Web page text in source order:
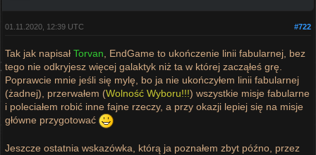
#722
01.11.2020, 12:39 UTC
Tak jak napisałTorvan, EndGame to ukończenie linii fabularnej, bez
tego nie odkryjesz więcej galaktyk niż ta w której zacząłeś grę.
Poprawcie mnie jeśli się mylę, bo ja nie ukończyłem linii fabularnej
(żadnej), przerwałem (Wolność Wyboru!!!) wszystkie misje fabularne
i poleciałem robić inne fajne rzeczy, a przy okazji lepiej się na misje
główne przygotować
Jeszcze ostatnia wskazówka, którą ja poznałem zbyt późno, przez